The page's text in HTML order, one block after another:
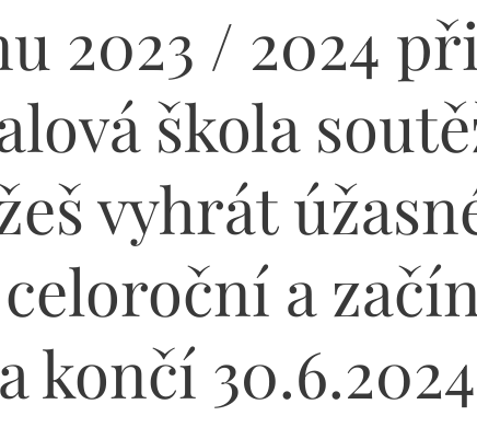
2023 / 2024
škola
vyhrát
a
končí